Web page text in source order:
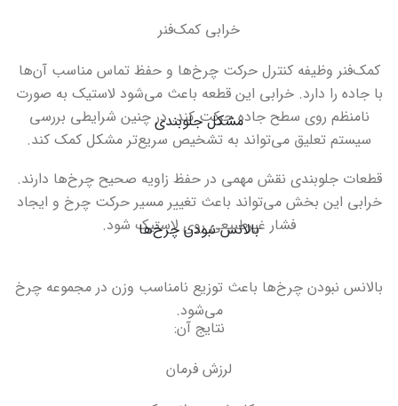
خرابی کمک‌فنر
کمک‌فنر وظیفه کنترل حرکت چرخ‌ها و حفظ تماس مناسب آن‌ها
با جاده را دارد. خرابی این قطعه باعث می‌شود لاستیک به صورت
نامنظم روی سطح جاده حرکت کند. در چنین شرایطی بررسی
سیستم تعلیق می‌تواند به تشخیص سریع‌تر مشکل کمک کند.
مشکل جلوبندی
قطعات جلوبندی نقش مهمی در حفظ زاویه صحیح چرخ‌ها دارند.
خرابی این بخش می‌تواند باعث تغییر مسیر حرکت چرخ و ایجاد
فشار غیرطبیعی روی لاستیک شود. بالانس نبودن چرخ‌ها
بالانس نبودن چرخ‌ها باعث توزیع نامناسب وزن در مجموعه چرخ
می‌شود.
نتایج آن:
لرزش فرمان